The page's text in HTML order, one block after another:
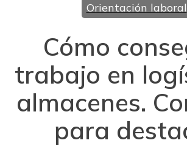
Orientación laboral
Cómo
trabajo en
almacenes.
para